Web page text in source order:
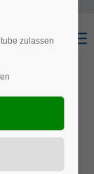
zulassen